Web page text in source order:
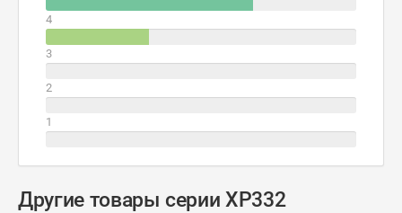
4
3
2
1
Другие товары серии XP332